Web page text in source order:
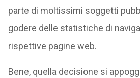
parte di moltissimi soggetti
godere delle statistiche di
rispettive pagine web.
Bene, quella decisione si